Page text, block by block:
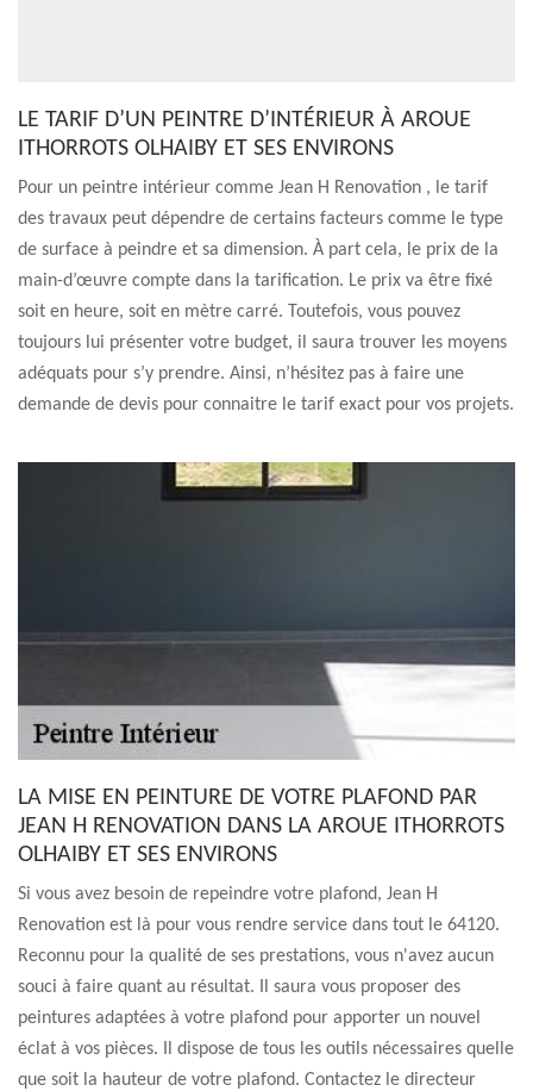
LE TARIF D’UN PEINTRE D’INTÉRIEUR À AROUE
ITHORROTS OLHAIBY ET SES ENVIRONS
Pour un peintre intérieur comme Jean H Renovation , le tarif
des travaux peut dépendre de certains facteurs comme le type
de surface à peindre et sa dimension. À part cela, le prix de la
main-d’œuvre compte dans la tarification. Le prix va être fixé
soit en heure, soit en mètre carré. Toutefois, vous pouvez
toujours lui présenter votre budget, il saura trouver les moyens
adéquats pour s’y prendre. Ainsi, n’hésitez pas à faire une
demande de devis pour connaitre le tarif exact pour vos projets.
LA MISE EN PEINTURE DE VOTRE PLAFOND PAR
JEAN H RENOVATION DANS LA AROUE ITHORROTS
OLHAIBY ET SES ENVIRONS
Si vous avez besoin de repeindre votre plafond, Jean H
Renovation est là pour vous rendre service dans tout le 64120.
Reconnu pour la qualité de ses prestations, vous n'avez aucun
souci à faire quant au résultat. Il saura vous proposer des
peintures adaptées à votre plafond pour apporter un nouvel
éclat à vos pièces. Il dispose de tous les outils nécessaires quelle
que soit la hauteur de votre plafond. Contactez le directeur